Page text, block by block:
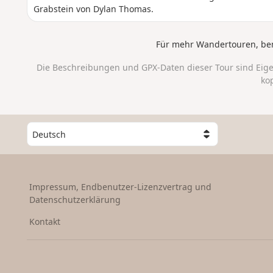
Grabstein von Dylan Thomas.
Für mehr Wandertouren,
Die Beschreibungen und GPX-Daten dieser Tour sind
W
ä
h
e
n
Impressum, Endbenutzer-Lizenzvertrag und
Datenschutzerklärung
Kontakt